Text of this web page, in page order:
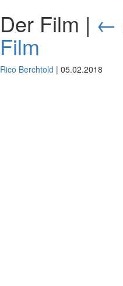
Der Film | ←
Film
Rico Berchtold | 05.02.2018